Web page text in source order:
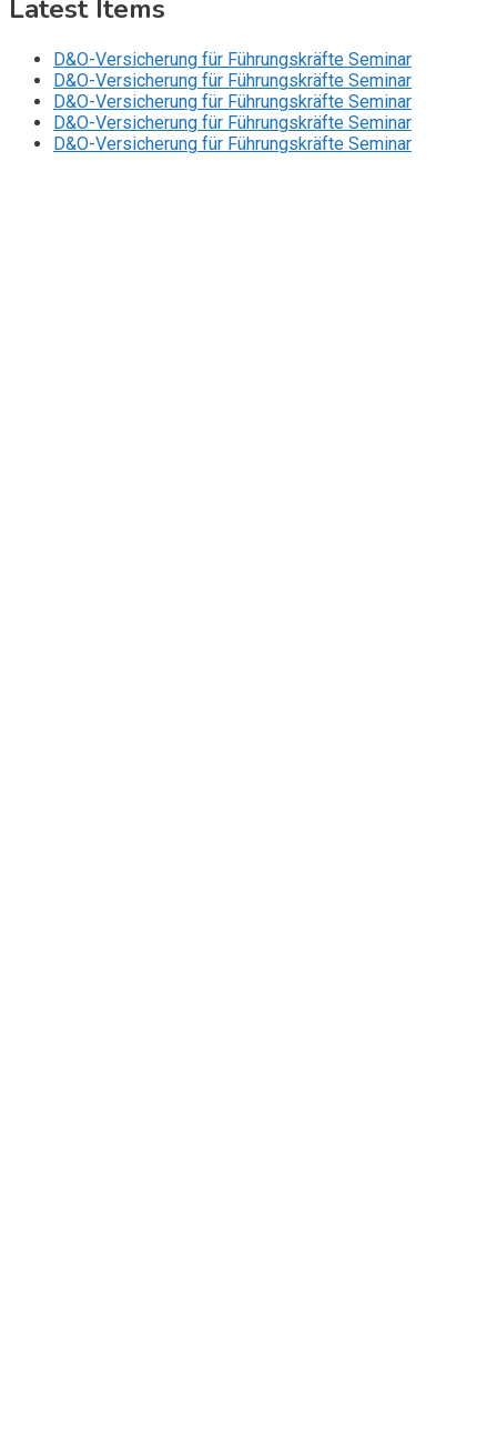
Latest Items
D&O-Versicherung für Führungskräfte Seminar
D&O-Versicherung für Führungskräfte Seminar
D&O-Versicherung für Führungskräfte Seminar
D&O-Versicherung für Führungskräfte Seminar
D&O-Versicherung für Führungskräfte Seminar